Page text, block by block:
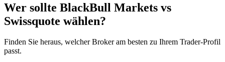
Wer sollte BlackBull Markets vs
Swissquote wählen?
Finden Sie heraus, welcher Broker am besten zu Ihrem Trader-Profil
passt.